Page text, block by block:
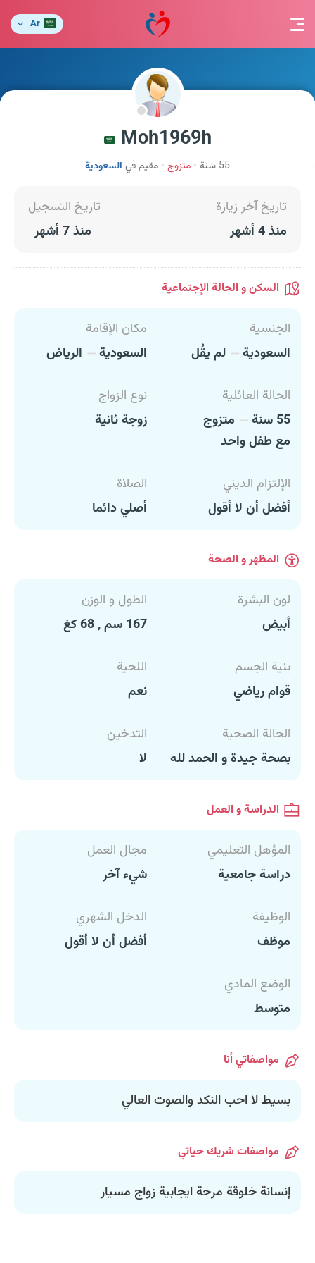
Ar
Moh1969h
55 سنة متزوج مقيم في السعودية
تاريخ آخر زيارة
منذ 4 أشهر
تاريخ التسجيل
منذ 7 أشهر
السكن و الحالة الإجتماعية
الجنسية
السعودية
لم يقُل
مكان الإقامة
السعودية
الرياض
الحالة العائلية
55 سنة
متزوج
مع طفل واحد
نوع الزواج
زوجة ثانية
الإلتزام الديني
أفضل أن لا أقول
الصلاة
أصلي دائما
المظهر و الصحة
لون البشرة
أبيض
الطول و الوزن
167 سم , 68 كغ
بنية الجسم
قوام رياضي
اللحية
نعم
الحالة الصحية
بصحة جيدة و الحمد لله
التدخين
لا
الدراسة و العمل
المؤهل التعليمي
دراسة جامعية
مجال العمل
شيء آخر
الوظيفة
موظف
الدخل الشهري
أفضل أن لا أقول
الوضع المادي
متوسط
مواصفاتي أنا
بسيط لا احب النكد والصوت العالي
مواصفات شريك حياتي
إنسانة خلوقة مرحة ايجابية زواج مسيار